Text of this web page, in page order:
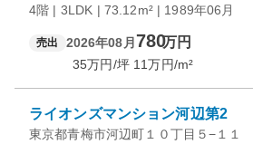
4階 | 3LDK | 73.12m² | 1989年06月
売出 2026年08月 780万円
35万円/坪 11万円/m²
ライオンズマンション河辺第2
東京都青梅市河辺町１０丁目５−１１